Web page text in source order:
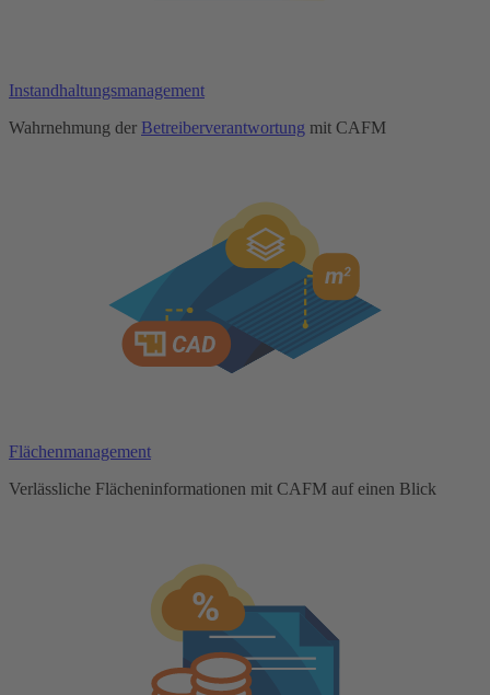
Instandhaltungsmanagement
Wahrnehmung der Betreiberverantwortung mit CAFM
Flächenmanagement
Verlässliche Flächeninformationen mit CAFM auf einen Blick